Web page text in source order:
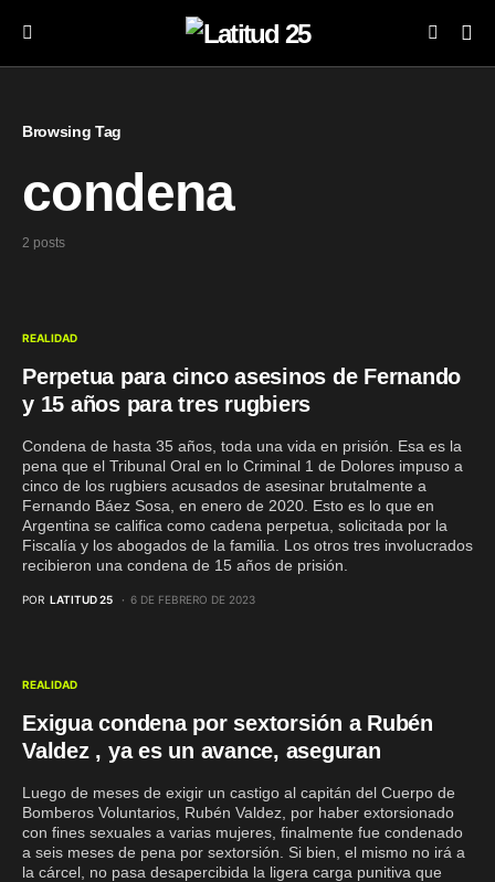
Browsing Tag
condena
2 posts
REALIDAD
Perpetua para cinco asesinos de Fernando
y 15 años para tres rugbiers
Condena de hasta 35 años, toda una vida en prisión. Esa es la
pena que el Tribunal Oral en lo Criminal 1 de Dolores impuso a
cinco de los rugbiers acusados de asesinar brutalmente a
Fernando Báez Sosa, en enero de 2020. Esto es lo que en
Argentina se califica como cadena perpetua, solicitada por la
Fiscalía y los abogados de la familia. Los otros tres involucrados
recibieron una condena de 15 años de prisión.
POR LATITUD 25 6 DE FEBRERO DE 2023
REALIDAD
Exigua condena por sextorsión a Rubén
Valdez , ya es un avance, aseguran
Luego de meses de exigir un castigo al capitán del Cuerpo de
Bomberos Voluntarios, Rubén Valdez, por haber extorsionado
con fines sexuales a varias mujeres, finalmente fue condenado
a seis meses de pena por sextorsión. Si bien, el mismo no irá a
la cárcel, no pasa desapercibida la ligera carga punitiva que